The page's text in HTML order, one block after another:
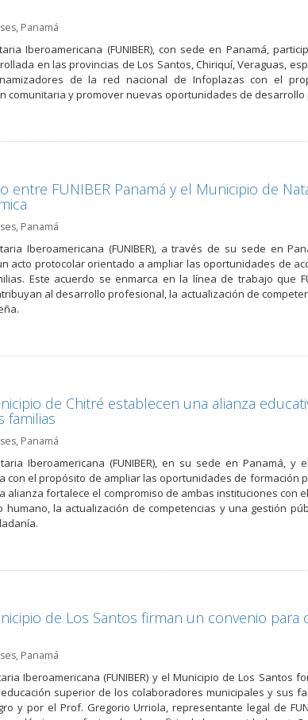
, Panamá
Iberoamericana (FUNIBER), con sede en Panamá,
en las provincias de Los Santos, Chiriquí, Veraguas,
de la red nacional de Infoplazas con el
comunitaria y promover nuevas oportunidades de
entre FUNIBER Panamá y el Municipio de
, Panamá
Iberoamericana (FUNIBER), a través de su sede en
acto protocolar orientado a ampliar las oportunidades de
Este acuerdo se enmarca en la línea de trabajo que
al desarrollo profesional, la actualización de
de Chitré establecen una alianza
familias
, Panamá
Iberoamericana (FUNIBER), en su sede en Panamá,
con el propósito de ampliar las oportunidades de
alianza fortalece el compromiso de ambas instituciones con
humano, la actualización de competencias y una gestión
de Los Santos firman un convenio
, Panamá
Iberoamericana (FUNIBER) y el Municipio de Los
superior de los colaboradores municipales y sus
y por el Prof. Gregorio Urriola, representante legal de